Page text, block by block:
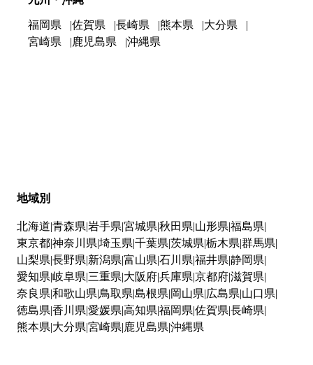
福岡県 佐賀県 長崎県 熊本県
大分県
宮崎県
鹿児島県 沖縄県
地域別
北海道 青森県 岩手県 宮城県 秋田県 山形県 福島県
東京都神奈川県 埼玉県 千葉県 茨城県 栃木県 群馬県
山梨県 長野県 新潟県 富山県 石川県 福井県 静岡県
愛知県 岐阜県 三重県 大阪府兵庫県 京都府滋賀県
奈良県 和歌山県 鳥取県 島根県 岡山県 広島県 山口県
徳島県 香川県 愛媛県 高知県 福岡県 佐賀県 長崎県
熊本県 大分県 宮崎県 鹿児島県 沖縄県